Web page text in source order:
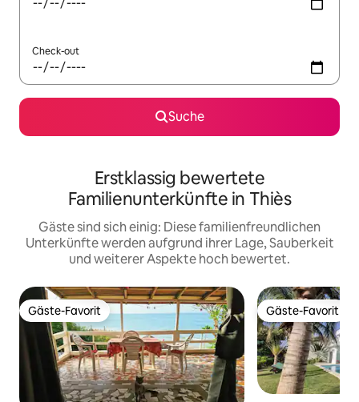
Check-out
Suche
Erstklassig bewertete
Familienunterkünfte in Thiès
Gäste sind sich einig: Diese familienfreundlichen
Unterkünfte werden aufgrund ihrer Lage, Sauberkeit
und weiterer Aspekte hoch bewertet.
Gäste-Favorit
Gäste-Favorit Gäste-Favorit
Gäste-Favorit